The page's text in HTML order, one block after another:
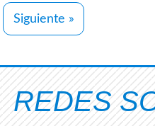
Siguiente »
REDES